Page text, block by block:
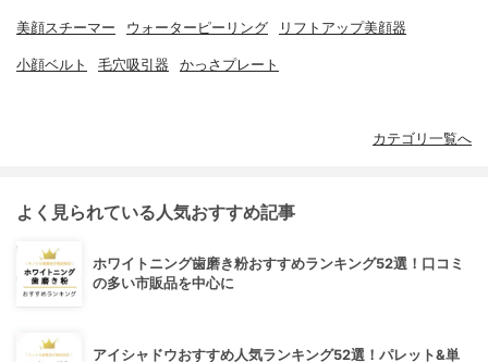
美顔スチーマー ウォーターピーリング リフトアップ美顔器
小顔ベルト 毛穴吸引器 かっさプレート
カテゴリ一覧へ
よく見られている人気おすすめ記事
ホワイトニング歯磨き粉おすすめランキング52選！口コミ
の多い市販品を中心に
アイシャドウおすすめ人気ランキング52選！パレット&単